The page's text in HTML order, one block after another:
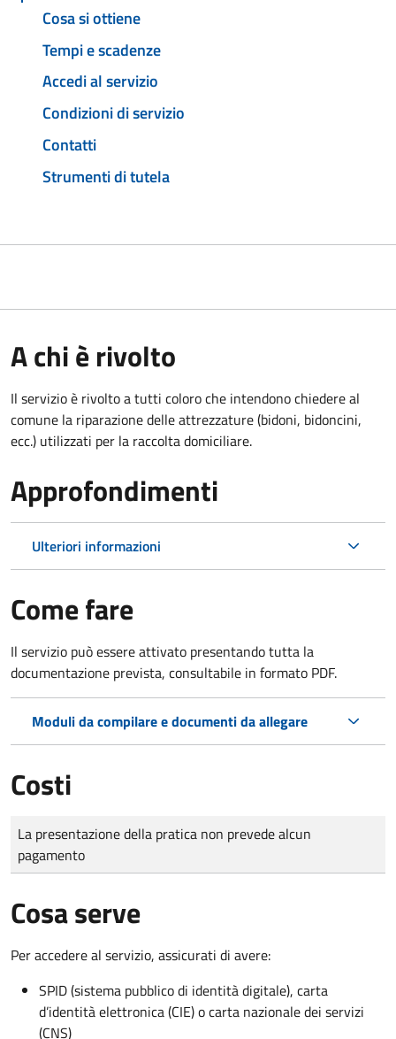
Cosa si ottiene
Tempi e scadenze
Accedi al servizio
Condizioni di servizio
Contatti
Strumenti di tutela
A chi è rivolto
Il servizio è rivolto a tutti coloro che intendono chiedere al
comune la riparazione delle attrezzature (bidoni, bidoncini,
ecc.) utilizzati per la raccolta domiciliare.
Approfondimenti
Ulteriori informazioni
Come fare
Il servizio può essere attivato presentando tutta la
documentazione prevista, consultabile in formato PDF.
Moduli da compilare e documenti da allegare
Costi
Tipo di pagamento
Importo
La presentazione della pratica non prevede alcun
pagamento
Cosa serve
Per accedere al servizio, assicurati di avere:
SPID (sistema pubblico di identità digitale), carta
d’identità elettronica (CIE) o carta nazionale dei servizi
(CNS)